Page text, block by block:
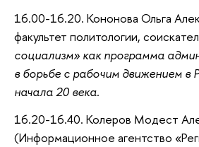
16.00-16.20. Кононова Ольга
факультет политологии,
социализм» как программа
в борьбе с рабочим движением в
начала 20 века.
16.20-16.40. Колеров Модест
(Информационное агентство